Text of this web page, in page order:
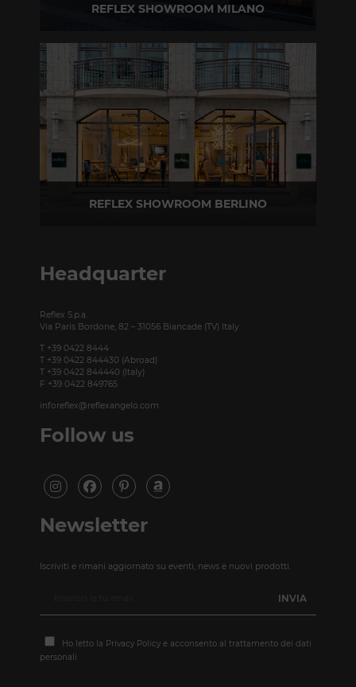
REFLEX SHOWROOM MILANO
T +39 02 80582955
REFLEX SHOWROOM BERLINO
Headquarter
Reflex S.p.a.
Via Paris Bordone, 82 – 31056 Biancade (TV) Italy
T +39 0422 8444
T +39 0422 844430 (Abroad)
T +39 0422 844440 (Italy)
F +39 0422 849765
inforeflex@reflexangelo.com
Follow us
Newsletter
Iscriviti e rimani aggiornato su eventi, news e nuovi prodotti.
Ho letto la Privacy Policy e acconsento al trattamento dei dati
personali